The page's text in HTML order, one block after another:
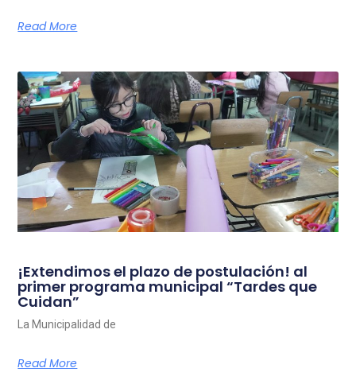
Read More
¡Extendimos el plazo de postulación! al
primer programa municipal “Tardes que
Cuidan”
La Municipalidad de
Read More